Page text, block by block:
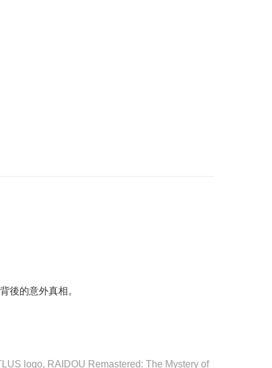
後的意外真相。
logo, RAIDOU Remastered: The Mystery of